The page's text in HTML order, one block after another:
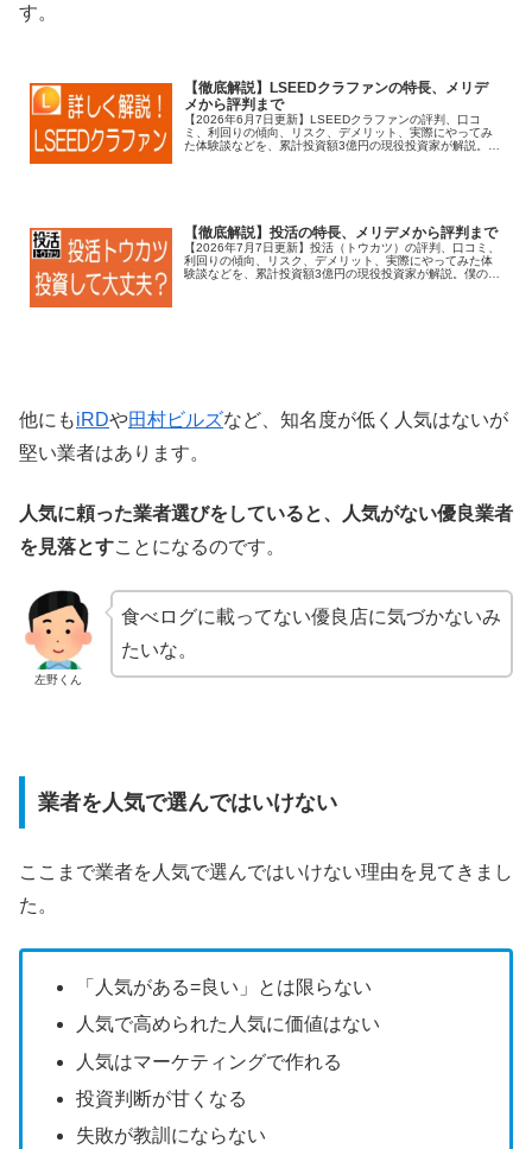
す。
【徹底解説】LSEEDクラファンの特長、メリデ
メから評判まで
【2026年6月7日更新】LSEEDクラファンの評判、口コ
ミ、利回りの傾向、リスク、デメリット、実際にやってみ
た体験談などを、累計投資額3億円の現役投資家が解説。僕
【徹底解説】投活の特長、メリデメから評判まで
【2026年7月7日更新】投活（トウカツ）の評判、口コミ、
利回りの傾向、リスク、デメリット、実際にやってみた体
験談などを、累計投資額3億円の現役投資家が解説。僕の投
他にもiRDや田村ビルズなど、知名度が低く人気はないが
堅い業者はあります。
人気に頼った業者選びをしていると、人気がない優良業者
を見落とすことになるのです。
左野くん
食べログに載ってない優良店に気づかないみ
たいな。
業者を人気で選んではいけない
ここまで業者を人気で選んではいけない理由を見てきまし
た。
「人気がある=良い」とは限らない
人気で高められた人気に価値はない
人気はマーケティングで作れる
投資判断が甘くなる
失敗が教訓にならない